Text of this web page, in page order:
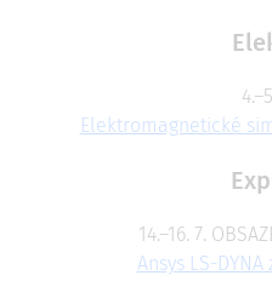
Elektromagnetické
14.–16. 7.
Ansys LS-